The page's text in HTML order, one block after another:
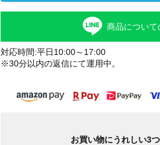
商品について
対応時間:平日10:00～17:00
※30分以内の返信にて運用中。
お買い物にうれしい3